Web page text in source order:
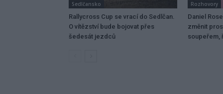
Sedlčansko
Rallycross Cup se vrací do Sedlčan.
O vítězství bude bojovat přes
šedesát jezdců
Rozhovory
Daniel
změnit
soupeřem,